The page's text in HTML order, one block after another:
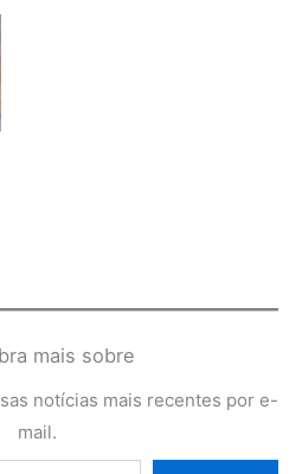
mais sobre
notícias mais recentes por e-
mail.